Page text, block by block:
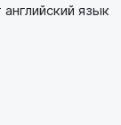
язык